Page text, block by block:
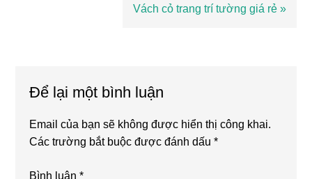
Bài
Vách cỏ trang trí tường giá rẻ »
Để lại một bình luận
Email của bạn sẽ không được hiển thị công khai.
Các trường bắt buộc được đánh dấu*
Bình luận*